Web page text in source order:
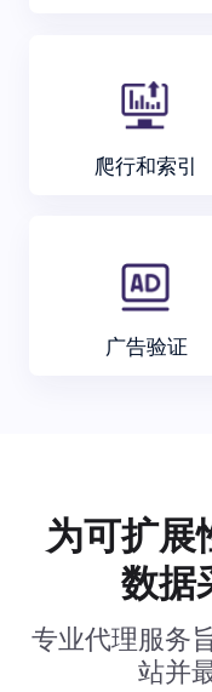
爬行和索引
广告验证
为可扩展
数据
专业代理服务
站并